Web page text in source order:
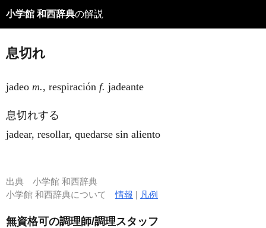
小学館 和西辞典の解説
息切れ
jadeo m., respiración f. jadeante
息切れする
jadear, resollar, quedarse sin aliento
出典 小学館 和西辞典
小学館 和西辞典について情報 | 凡例
無資格可の調理師/調理スタッフ